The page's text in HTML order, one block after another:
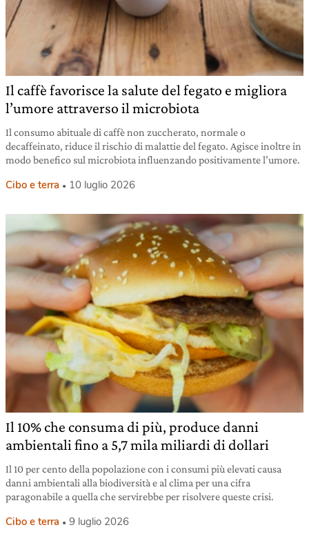
Il caffè favorisce la salute del fegato e migliora
l’umore attraverso il microbiota
Il consumo abituale di caffè non zuccherato, normale o
decaffeinato, riduce il rischio di malattie del fegato. Agisce inoltre in
modo benefico sul microbiota influenzando positivamente l’umore.
Cibo e terra 10 luglio 2026
Il 10% che consuma di più, produce danni
ambientali fino a 5,7 mila miliardi di dollari
Il 10 per cento della popolazione con i consumi più elevati causa
danni ambientali alla biodiversità e al clima per una cifra
paragonabile a quella che servirebbe per risolvere queste crisi.
Cibo e terra 9 luglio 2026